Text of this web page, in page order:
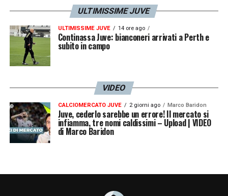
ULTIMISSIME JUVE
ULTIMISSIME JUVE 14 ore ago
Continassa Juve: bianconeri arrivati a Perth e
subito in campo
VIDEO
CALCIOMERCATO JUVE 2 giorni ago Marco Baridon
Juve, cederlo sarebbe un errore! Il mercato si
infiamma, tre nomi caldissimi – Upload | VIDEO
di Marco Baridon